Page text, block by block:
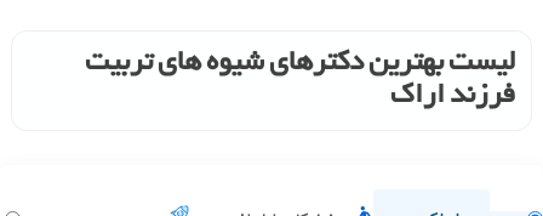
لیست بهترین دکترهای شیوه های تربیت
فرزند اراک